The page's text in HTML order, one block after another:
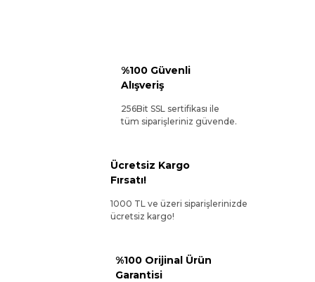
%100 Güvenli
Alışveriş
256Bit SSL sertifikası ile
tüm siparişleriniz güvende.
Ücretsiz Kargo
Fırsatı!
1000 TL ve üzeri siparişlerinizde
ücretsiz kargo!
%100 Orijinal Ürün
Garantisi